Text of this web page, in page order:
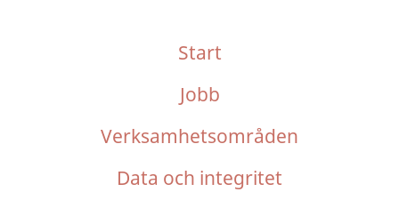
Start
Jobb
Verksamhetsområden
Data och integritet